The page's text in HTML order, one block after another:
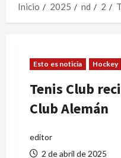
Inicio
2025 nd 2
Esto es noticia Hockey
Tenis Club
Club Alemán
editor
2 de abril de 2025